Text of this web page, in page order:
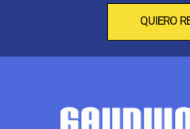
QUIERO